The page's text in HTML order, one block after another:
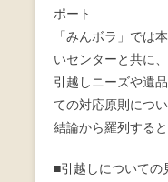
ポート
「みんボラ」では
いセンターと共に
引越しニーズや遺
ての対応原則につ
結論から羅列すると
■引越しについての